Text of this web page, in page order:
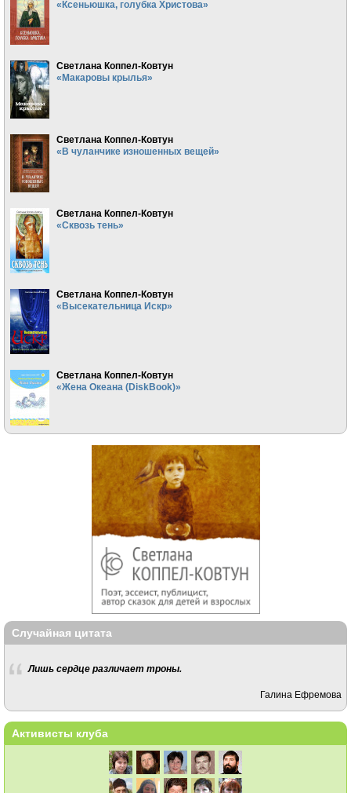
«Ксеньюшка, голубка Христова»
Светлана Коппел-Ковтун
«Макаровы крылья»
Светлана Коппел-Ковтун
«В чуланчике изношенных вещей»
Светлана Коппел-Ковтун
«Сквозь тень»
Светлана Коппел-Ковтун
«Высекательница Искр»
Светлана Коппел-Ковтун
«Жена Океана (DiskBook)»
Случайная цитата
Лишь сердце различает троны.
Галина Ефремова
Активисты клуба